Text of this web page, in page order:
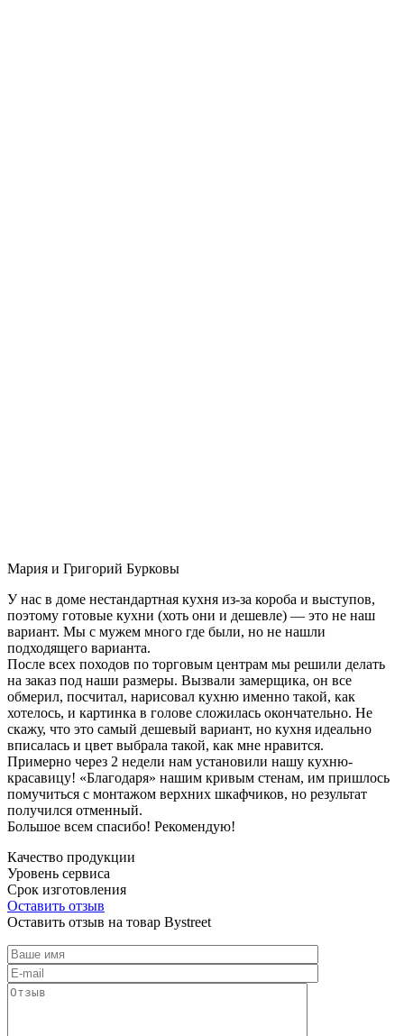
Мария и Григорий Бурковы
У нас в доме нестандартная кухня из-за короба и выступов,
поэтому готовые кухни (хоть они и дешевле) — это не наш
вариант. Мы с мужем много где были, но не нашли
подходящего варианта.
После всех походов по торговым центрам мы решили делать
на заказ под наши размеры. Вызвали замерщика, он все
обмерил, посчитал, нарисовал кухню именно такой, как
хотелось, и картинка в голове сложилась окончательно. Не
скажу, что это самый дешевый вариант, но кухня идеально
вписалась и цвет выбрала такой, как мне нравится.
Примерно через 2 недели нам установили нашу кухню-
красавицу! «Благодаря» нашим кривым стенам, им пришлось
помучиться с монтажом верхних шкафчиков, но результат
получился отменный.
Большое всем спасибо! Рекомендую!
Качество продукции
Уровень сервиса
Срок изготовления
Оставить отзыв
Оставить отзыв на товар Bystreet